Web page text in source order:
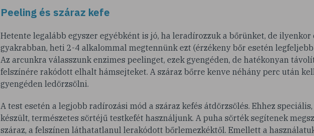
Peeling és száraz kefe
Hetente legalább egyszer egyébként is jó, ha leradírozzuk a bőrünket, de ilyenkor
gyakrabban, heti 2-4 alkalommal megtennünk ezt (érzékeny bőr esetén
Az arcunkra válasszunk enzimes peelinget, ezek gyengéden, de hatékonyan
felszínére rakódott elhalt hámsejteket. A száraz bőrre kenve néhány perc után
gyengéden ledörzsölni.
A test esetén a legjobb radírozási mód a száraz kefés átdörzsölés. Ehhez
készült, természetes sörtéjű testkefét használjunk. A puha sörték segítenek
száraz, a felszínen láthatatlanul lerakódott bőrlemezkéktől. Emellett a